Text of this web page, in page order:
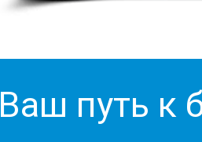
Ваш путь к